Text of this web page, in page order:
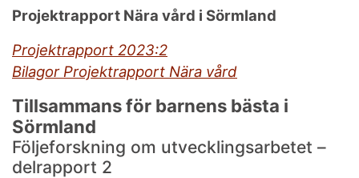
Projektrapport Nära vård i Sörmland
Projektrapport 2023:2
Bilagor Projektrapport Nära vård
Tillsammans för barnens bästa i
Sörmland
Följeforskning om utvecklingsarbetet –
delrapport 2